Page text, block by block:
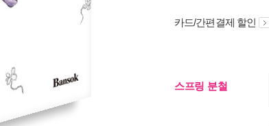
카드/간편결제 할인
스프링 분철